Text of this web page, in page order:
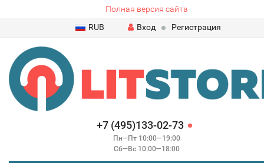
Полная версия сайта
RUB
Вход Регистрация
+7 (495)133-02-73
Пн—Пт 10:00—19:00
Сб—Вс 10:00—18:00